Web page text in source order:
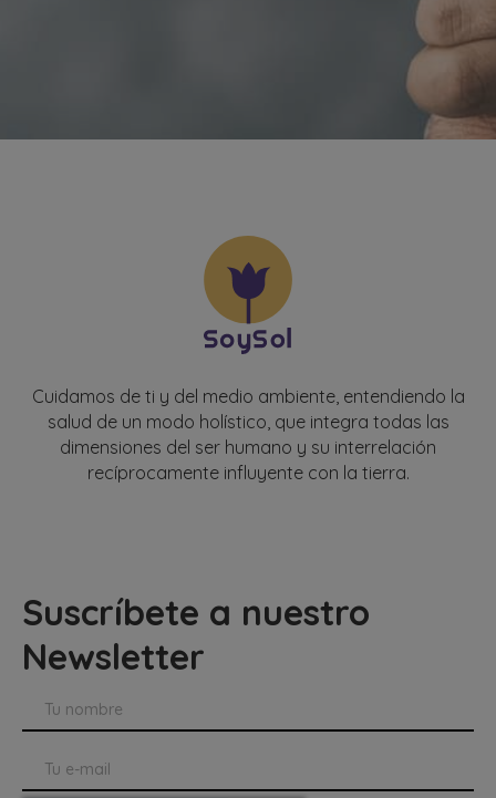
Cuidamos de ti y del medio ambiente, entendiendo la
salud de un modo holístico, que integra todas las
dimensiones del ser humano y su interrelación
recíprocamente influyente con la tierra.
Suscríbete a nuestro
Newsletter